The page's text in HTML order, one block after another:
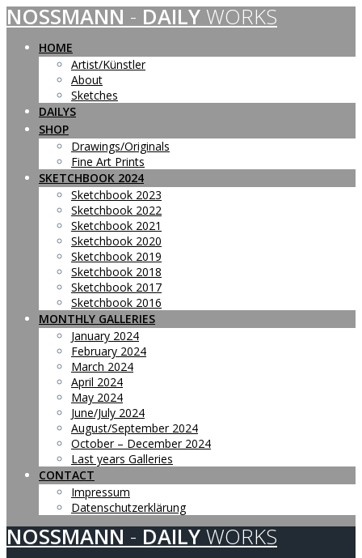
Skip
to
content
NOSSMANN - DAILY WORKS
HOME
Artist/Künstler
About
Sketches
DAILYS
SHOP
Drawings/Originals
Fine Art Prints
SKETCHBOOK 2024
Sketchbook 2023
Sketchbook 2022
Sketchbook 2021
Sketchbook 2020
Sketchbook 2019
Sketchbook 2018
Sketchbook 2017
Sketchbook 2016
MONTHLY GALLERIES
January 2024
February 2024
March 2024
April 2024
May 2024
June/July 2024
August/September 2024
October – December 2024
Last years Galleries
CONTACT
Impressum
Datenschutzerklärung
NOSSMANN - DAILY WORKS